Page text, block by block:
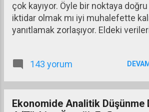
çok kayıyor. Öyle bir noktaya
iktidar olmak mı iyi muhalefette
yanıtlamak zorlaşıyor. Eldeki
terör meselesine ve dünya
143 yorum
Ekonomide Analitik Düşünme